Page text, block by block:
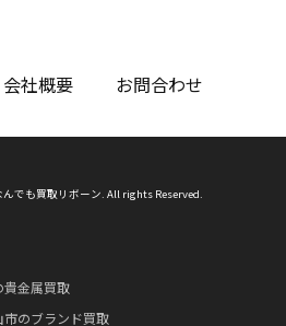
会社概要 お問合わせ
んでも買取リボーン. All rights Reserved.
貴金属買取
市のブランド買取